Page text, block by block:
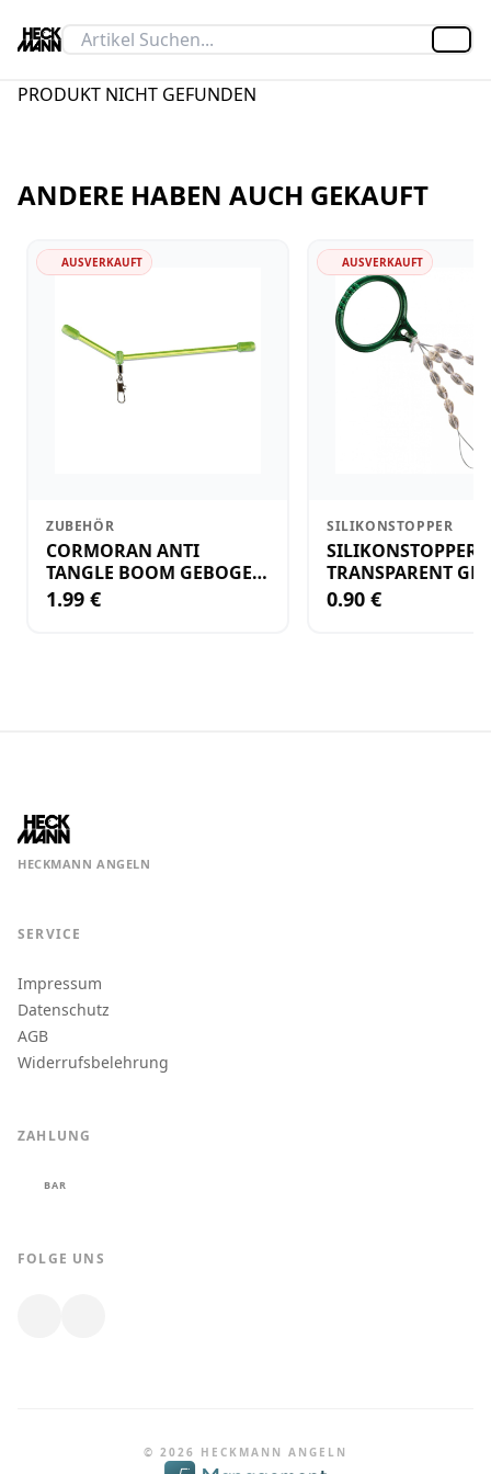
PRODUKT NICHT GEFUNDEN
ANDERE HABEN AUCH GEKAUFT
AUSVERKAUFT
ZUBEHÖR
CORMORAN ANTI
TANGLE BOOM GEBOGEN
12CM M.WIRBEL(PLASTIK)
1.99 €
AUSVERKAUFT
SILIKONSTOPPER
SILIKONSTOPPER
TRANSPARENT
KLEIN
0.90 €
HECKMANN ANGELN
SERVICE
Impressum
Datenschutz
AGB
Widerrufsbelehrung
ZAHLUNG
BAR
FOLGE UNS
© 2026 HECKMANN ANGELN